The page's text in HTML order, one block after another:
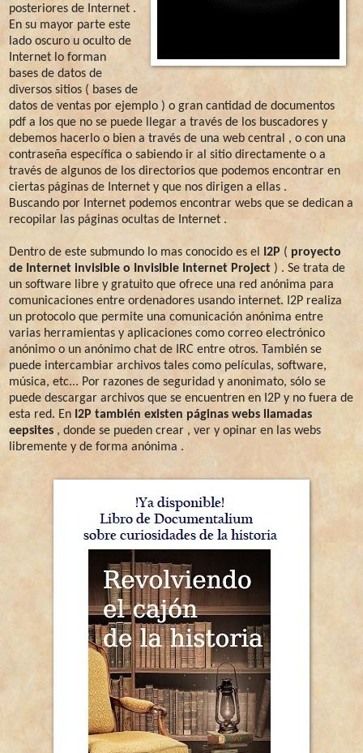
posteriores de Internet .
En su mayor parte este
lado oscuro u oculto de
Internet lo forman
bases de datos de
diversos sitios ( bases de
datos de ventas por ejemplo ) o gran cantidad de documentos
pdf a los que no se puede llegar a través de los buscadores y
debemos hacerlo o bien a través de una web central , o con una
contraseña específica o sabiendo ir al sitio directamente o a
través de algunos de los directorios que podemos encontrar en
ciertas páginas de Internet y que nos dirigen a ellas .
Buscando por Internet podemos encontrar webs que se dedican a
recopilar las páginas ocultas de Internet .
Dentro de este submundo lo mas conocido es el I2P ( proyecto
de Internet invisible o Invisible Internet Project ) . Se trata de
un software libre y gratuito que ofrece una red anónima para
comunicaciones entre ordenadores usando internet. I2P realiza
un protocolo que permite una comunicación anónima entre
varias herramientas y aplicaciones como correo electrónico
anónimo o un anónimo chat de IRC entre otros. También se
puede intercambiar archivos tales como películas, software,
música, etc... Por razones de seguridad y anonimato, sólo se
puede descargar archivos que se encuentren en I2P y no fuera de
esta red. En I2P también existen páginas webs llamadas
eepsites , donde se pueden crear , ver y opinar en las webs
libremente y de forma anónima .